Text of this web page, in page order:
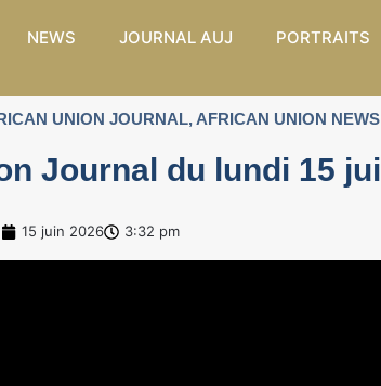
NEWS JOURNAL AUJ PORTRAITS
UNION JOURNAL,AFRICAN UNION NEWS
Journal du lundi 15
15 juin 2026 3:32 pm